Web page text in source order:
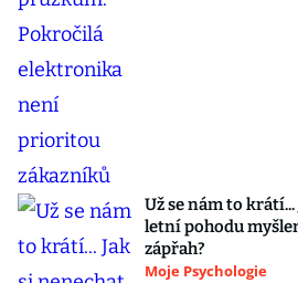
Už se nám to
letní pohodu
zápřah?
Moje Psychologie